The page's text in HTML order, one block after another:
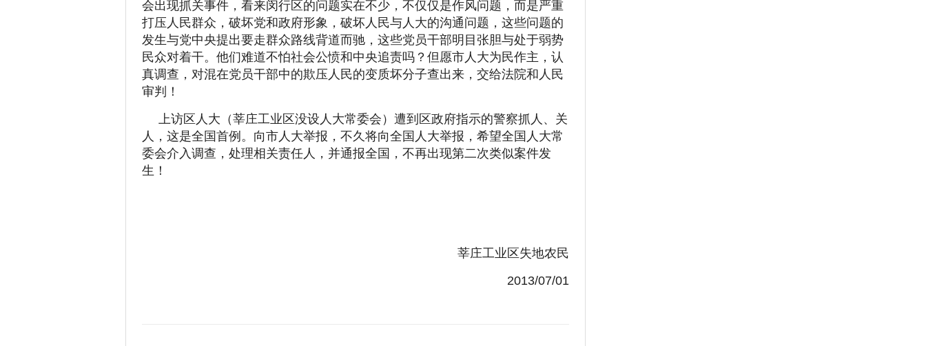
会出现抓关事件，看来闵行区的问题实在不少，不仅仅是作风问题，而是严重
打压人民群众，破坏党和政府形象，破坏人民与人大的沟通问题，这些问题的
发生与党中央提出要走群众路线背道而驰，这些党员干部明目张胆与处于弱势
民众对着干。他们难道不怕社会公愤和中央追责吗？但愿市人大为民作主，认
真调查，对混在党员干部中的欺压人民的变质坏分子查出来，交给法院和人民
审判！
上访区人大（莘庄工业区没设人大常委会）遭到区政府指示的警察抓人、关
人，这是全国首例。向市人大举报，不久将向全国人大举报，希望全国人大常
委会介入调查，处理相关责任人，并通报全国，不再出现第二次类似案件发
生！
莘庄工业区失地农民
2013/07/01